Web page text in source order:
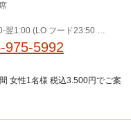
翌1:00 (LO フード23:50 ド
金土祝前18:00-翌2:00 (L
975-5992
女性1名様 税込3.500円でご案